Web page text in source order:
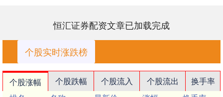
恒汇证券配资文章已加载完成
个股实时涨跌榜
个股涨幅 个股跌幅 个股流入 个股流出
换手率